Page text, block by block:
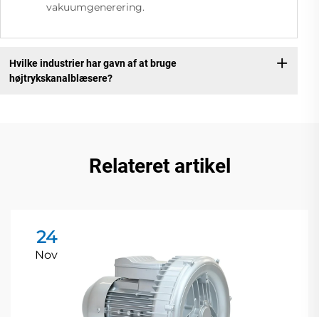
vakuumgenerering.
Hvilke industrier har gavn af at bruge
højtrykskanalblæsere?
Relateret artikel
24
Nov